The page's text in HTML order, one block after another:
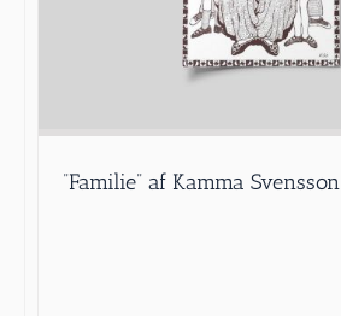
”Familie” af Kamma Svensson